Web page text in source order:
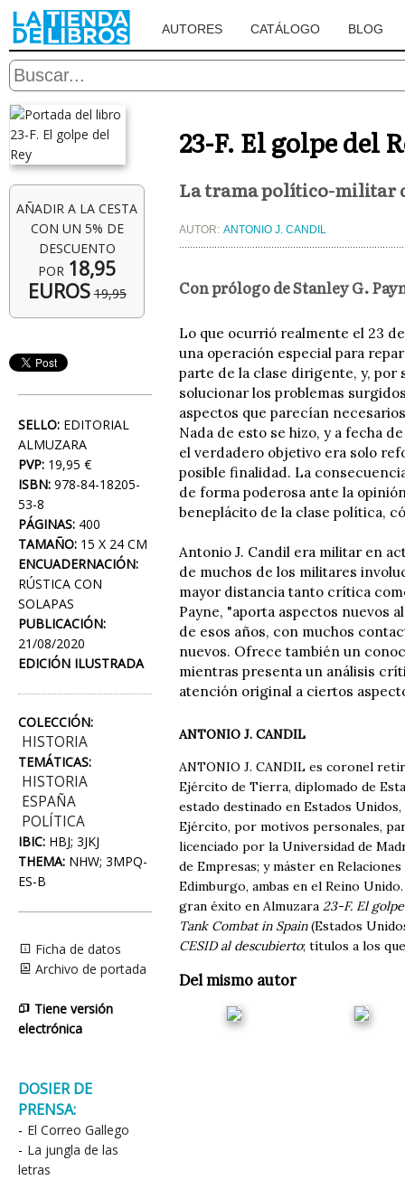
AUTORES CATÁLOGO BLOG
AÑADIR A LA CESTA
CON UN 5% DE
DESCUENTO
POR 18,95
EUROS 19,95
SELLO: EDITORIAL
ALMUZARA
PVP: 19,95 €
ISBN: 978-84-18205-
53-8
PÁGINAS: 400
TAMAÑO: 15 X 24 CM
ENCUADERNACIÓN:
RÚSTICA CON
SOLAPAS
PUBLICACIÓN:
21/08/2020
EDICIÓN ILUSTRADA
COLECCIÓN:
HISTORIA
TEMÁTICAS:
HISTORIA
ESPAÑA
POLÍTICA
IBIC: HBJ; 3JKJ
THEMA: NHW; 3MPQ-
ES-B
Ficha de datos
Archivo de portada
Tiene versión
electrónica
DOSIER DE
PRENSA:
- El Correo Gallego
- La jungla de las
letras
23-F. El golpe del
La trama político-militar
AUTOR: ANTONIO J. CANDIL
Con prólogo de Stanley G.
Lo que ocurrió realmente el 23
una operación especial para
parte de la clase dirigente, y,
solucionar los problemas
aspectos que parecían
Nada de esto se hizo, y a fecha
el verdadero objetivo era solo
posible finalidad. La
de forma poderosa ante la
beneplácito de la clase política,
Antonio J. Candil era militar en
de muchos de los militares
mayor distancia tanto crítica
Payne, "aporta aspectos nuevos
de esos años, con muchos
nuevos. Ofrece también un
mientras presenta un análisis
atención original a ciertos
ANTONIO J. CANDIL
ANTONIO J. CANDIL es coronel
Ejército de Tierra, diplomado de
estado destinado en Estados
Ejército, por motivos personales,
licenciado por la Universidad de
de Empresas; y máster en
Edimburgo, ambas en el Reino
gran éxito en Almuzara 23-F. El
Tank Combat in Spain(Estados
CESID al descubierto; títulos a los
Del mismo autor